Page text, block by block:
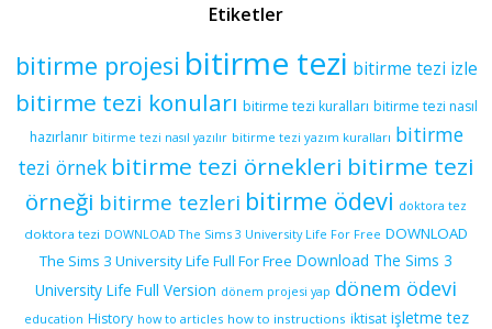
Etiketler
bitirme projesi bitirme tezi bitirme tezi izle
bitirme tezi konuları bitirme tezi kuralları bitirme tezi nasıl
hazırlanır bitirme tezi nasıl yazılır bitirme tezi yazım kuralları bitirme
tezi örnek bitirme tezi örnekleri bitirme tezi
örneği bitirme tezleri bitirme ödevi doktora tez
doktora tezi DOWNLOAD The Sims 3 University Life For Free DOWNLOAD
The Sims 3 University Life Full For Free Download The Sims 3
University Life Full Version dönem projesi yap dönem ödevi
education History how to articles how to instructions iktisat işletme tez